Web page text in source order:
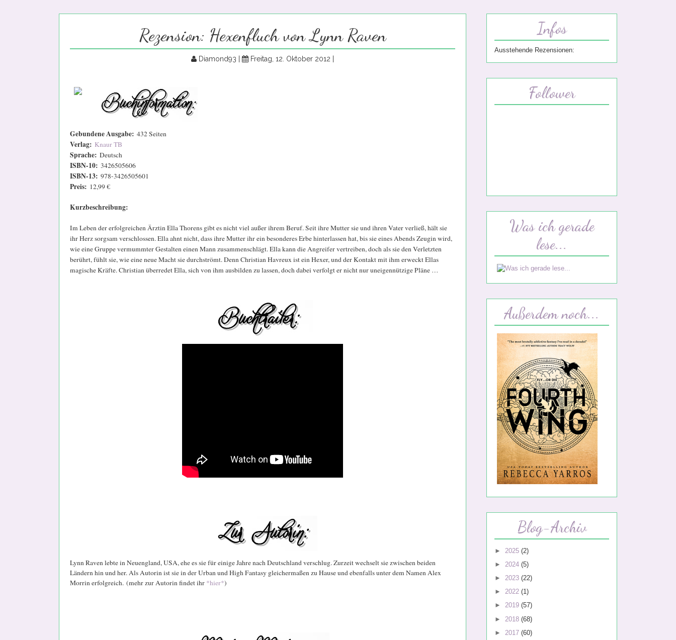
Rezension: Hexenfluch von Lynn Raven
Diamond93 | Freitag, 12. Oktober 2012 |
Gebundene Ausgabe: 432Seiten
Verlag: Knaur TB
Sprache: Deutsch
ISBN-10: 3426505606
ISBN-13: 978-3426505601
Preis: 12,99€
Kurzbeschreibung:
Im Leben der erfolgreichen Ärztin Ella Thorens gibt es nicht viel außer ihrem Beruf. Seit ihre Mutter sie und ihren Vater verließ, hält sie
ihr Herz sorgsam verschlossen. Ella ahnt nicht, dass ihre Mutter ihr ein besonderes Erbe hinterlassen hat, bis sie eines Abends Zeugin wird,
wie eine Gruppe vermummter Gestalten einen Mann zusammenschlägt. Ella kann die Angreifer vertreiben, doch als sie den Verletzten
berührt, fühlt sie, wie eine neue Macht sie durchströmt. Denn Christian Havreux ist ein Hexer, und der Kontakt mit ihm erweckt Ellas
magische Kräfte. Christian überredet Ella, sich von ihm ausbilden zu lassen, doch dabei verfolgt er nicht nur uneigennützige Pläne …
Lynn Raven lebte in Neuengland, USA, ehe es sie für einige Jahre nach Deutschland verschlug. Zurzeit wechselt sie zwischen beiden
Ländern hin und her. Als Autorin ist sie in der Urban und High Fantasy gleichermaßen zu Hause und ebenfalls unter dem Namen Alex
Morrin erfolgreich. (mehr zur Autorin findet ihr *hier*)
Infos
Ausstehende Rezensionen:
Follower
Was ich gerade
lese...
Außerdem noch...
Blog-Archiv
► 2025 (2)
► 2024 (5)
► 2023 (22)
► 2022 (1)
► 2019 (57)
► 2018 (68)
► 2017 (60)